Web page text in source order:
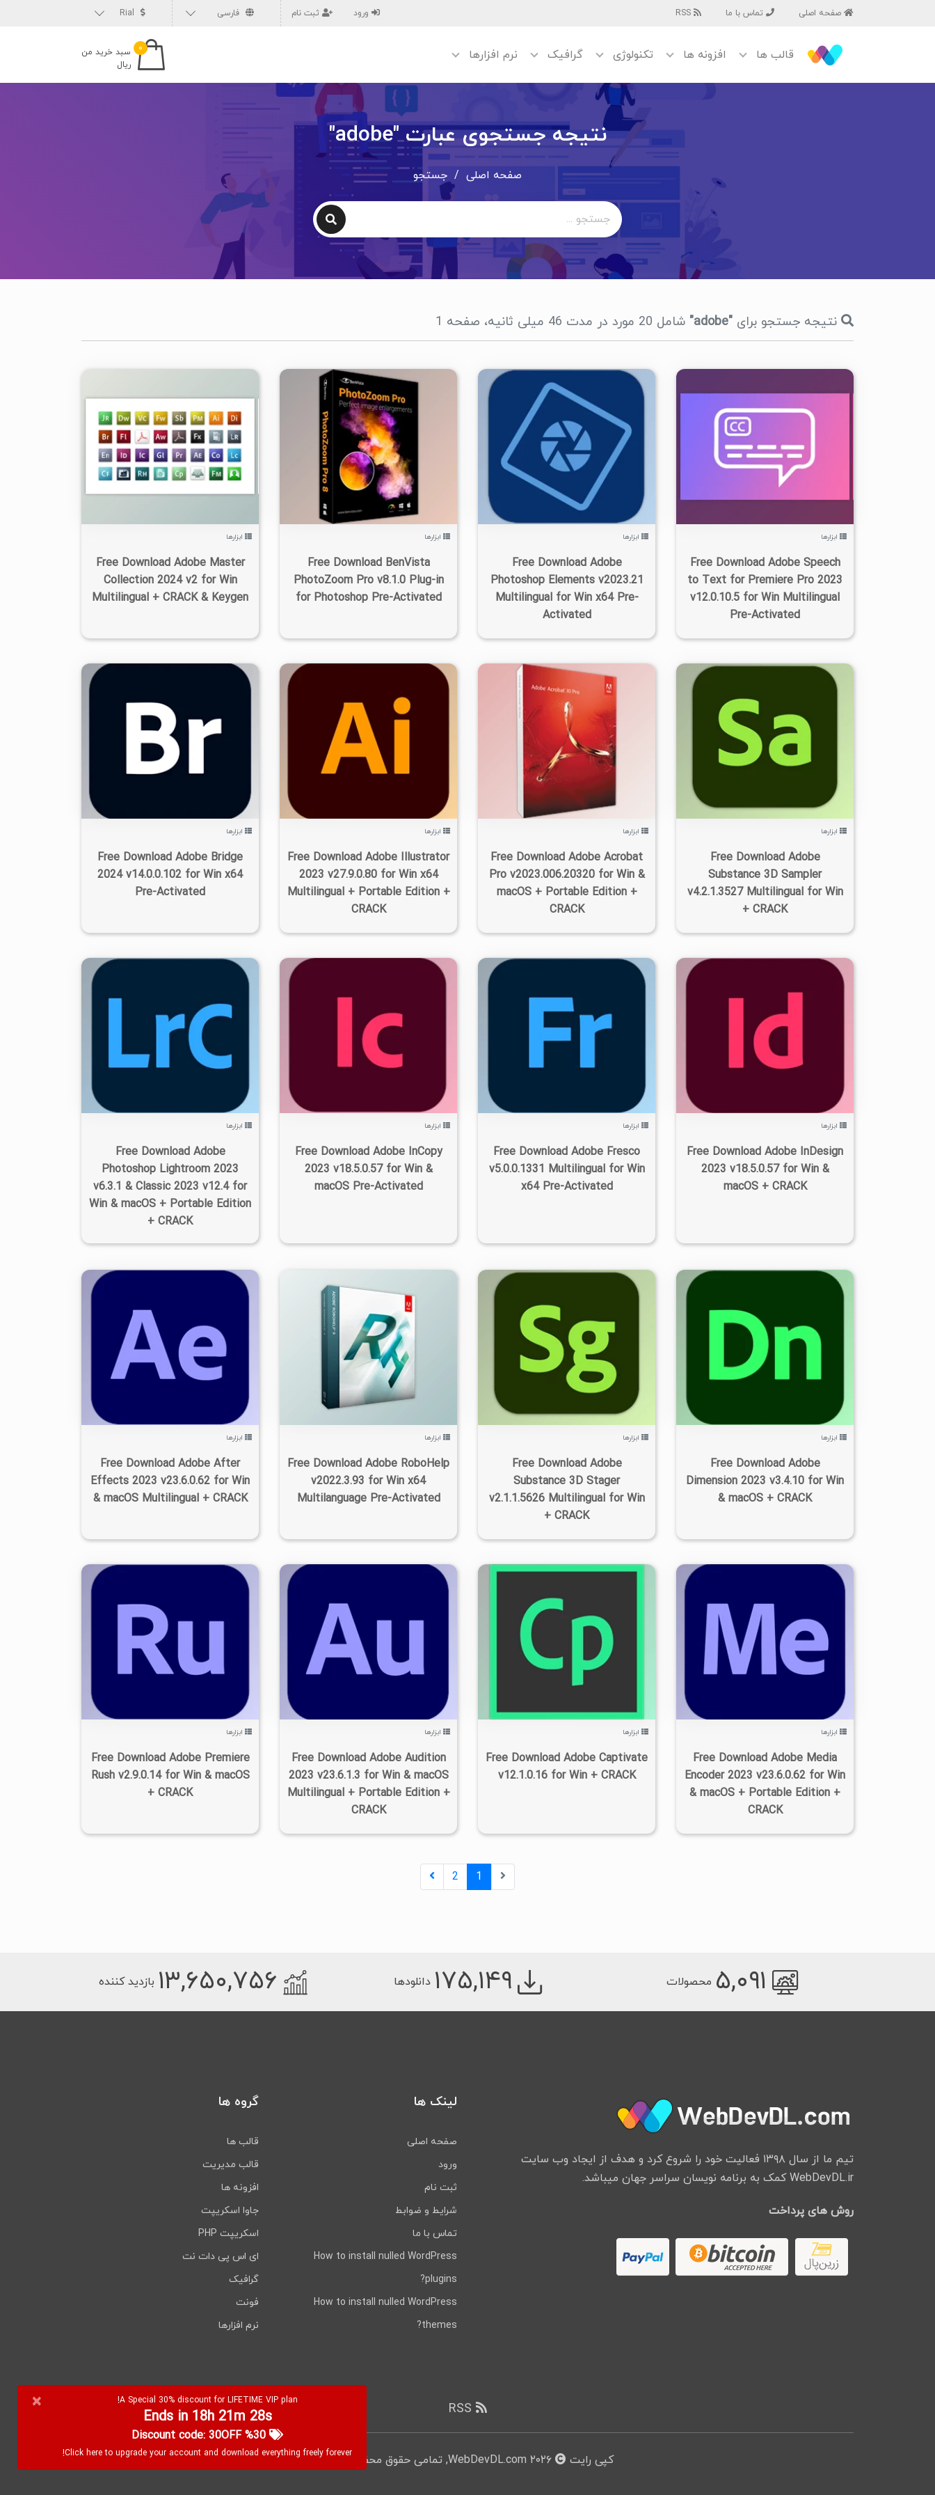
A Special 30% discount for LIFETIME VIP plan!
Ends in 18h 21m 27s
Click here to upgrade your account and download everything freely forever!
×
صفحه اصلی تماس با ما ورود ثبت نام فارسی
قالب ها افزونه ها تکنولوژی گرافیک نرم افزارها ۰
سبد خرید من
ریال
نتیجه جستجوی عبارت "adobe"
صفحه اصلی / جستجو
نتیجه جستجو برای "adobe" شامل 20 مورد در مدت 46 میلی ثانیه، صفحه 1
۳/۰۶K ۱۴۰۱/۰۹/۱۹ ۰
ابزارها
Free Download Adobe Speech
to Text for Premiere Pro 2023
v12.0.10.5 for Win Multilingual
Pre-Activated
۲/۱۹K
ابزارها
Free Download Adobe
Photoshop Elements v2023.21
Multilingual for Win x64 Pre-
Activated
۱/۶۲K ۱۴۰۱/۰۶/۱۹
ابزارها
Free Download BenVista
PhotoZoom Pro v8.1.0 Plug-in
for Photoshop Pre-Activated
۹۸K ۱۴۰۲/۰۹/۲۳ ۲
ابزارها
Free Download Adobe Master
Collection 2024 v2 for Win
Multilingual + CRACK & Keygen
ابزارها
Free Download Adobe
Substance 3D Sampler
v4.2.1.3527 Multilingual for Win
+ CRACK
۱۳/۳K ۱۴۰۲/۰۷/۰۶
ابزارها
Free Download Adobe Acrobat
Pro v2023.006.20320 for Win &
macOS + Portable Edition +
CRACK
ابزارها
Free Download Adobe Illustrator
2023 v27.9.0.80 for Win x64
Multilingual + Portable Edition +
CRACK
ابزارها
Free Download Adobe Bridge
2024 v14.0.0.102 for Win x64
Pre-Activated
۱۴۰۲/۰۷/۰۶
ابزارها
Free Download Adobe InDesign
2023 v18.5.0.57 for Win &
macOS + CRACK
ابزارها
Free Download Adobe Fresco
v5.0.0.1331 Multilingual for Win
x64 Pre-Activated
ابزارها
Free Download Adobe InCopy
2023 v18.5.0.57 for Win &
macOS Pre-Activated
ابزارها
Free Download Adobe
Photoshop Lightroom 2023
v6.3.1 & Classic 2023 v12.4 for
Win & macOS + Portable Edition
+ CRACK
ابزارها
Free Download Adobe
Dimension 2023 v3.4.10 for Win
& macOS + CRACK
۱۴۰۲/۰۷/۰۶
ابزارها
Free Download Adobe
Substance 3D Stager
v2.1.1.5626 Multilingual for Win
+ CRACK
۱۴۰۲/۰۷/۰۶
ابزارها
Free Download Adobe RoboHelp
v2022.3.93 for Win x64
Multilanguage Pre-Activated
۸/۶۶K ۰
ابزارها
Free Download Adobe After
Effects 2023 v23.6.0.62 for Win
& macOS Multilingual + CRACK
۵/۵۲K
ابزارها
Free Download Adobe Media
Encoder 2023 v23.6.0.62 for Win
& macOS + Portable Edition +
CRACK
۲/۷۵K
ابزارها
Free Download Adobe Captivate
v12.1.0.16 for Win + CRACK
۰
ابزارها
Free Download Adobe Audition
2023 v23.6.1.3 for Win & macOS
Multilingual + Portable Edition +
CRACK
ابزارها
Free Download Adobe Premiere
Rush v2.9.0.14 for Win & macOS
+ CRACK
1
2
۵,۰۹۱ محصولات ۱۷۵,۱۴۹ دانلودها ۱۳,۶۵۰,۷۵۶ بازدید کننده
تیم ما از سال ۱۳۹۸ فعالیت خود را شروع کرد و هدف از ایجاد وب سایت
WebDevDL.ir کمک به برنامه نویسان سراسر جهان میباشد.
روش های پرداخت
لینک ها
صفحه اصلی
ورود
ثبت نام
شرایط و ضوابط
تماس با ما
How to install nulled WordPress
plugins?
How to install nulled WordPress
themes?
گروه ها
قالب ها
قالب مدیریت
افزونه ها
جاوا اسکریپت
اسکریپت PHP
ای اس پی دات نت
گرافیک
فونت
نرم افزارها
کپی رایت